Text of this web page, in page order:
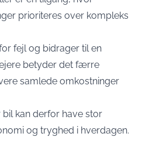
prioriteres over kompleks
fejl og bidrager til en
betyder det færre
samlede omkostninger
bil kan derfor have stor
og tryghed i hverdagen.